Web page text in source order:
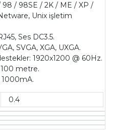
98 / 98SE / 2K / ME / XP /
Unix işletim
Ses DC3.5.
SVGA, XGA, UXGA.
1920x1200 @ 60Hz.
metre.
1000mA.
0.4